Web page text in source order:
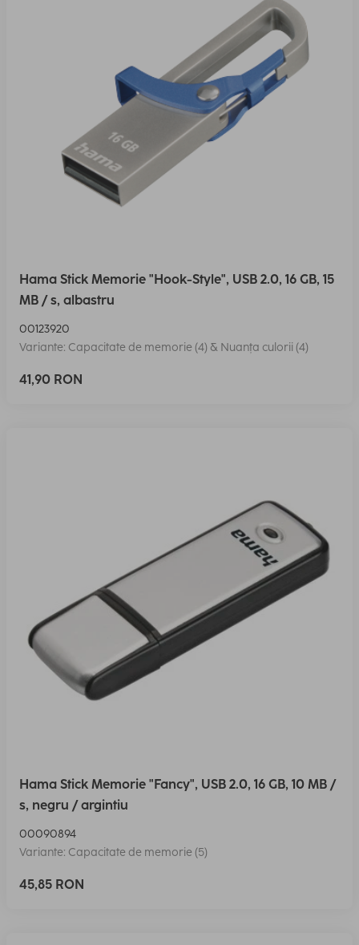
Hama Stick Memorie "Hook-Style", USB 2.0, 16 GB, 15
MB / s, albastru
00123920
Variante: Capacitate de memorie (4) & Nuanța culorii (4)
41,90 RON
Hama Stick Memorie "Fancy", USB 2.0, 16 GB, 10 MB /
s, negru / argintiu
00090894
Variante: Capacitate de memorie (5)
45,85 RON